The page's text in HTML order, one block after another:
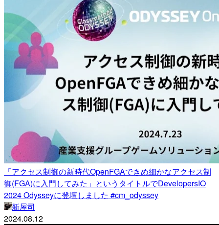
「アクセス制御の新時代OpenFGAできめ細かなアクセス制
御(FGA)に入門してみた」というタイトルでDevelopersIO
2024 Odysseyに登壇しました #cm_odyssey
新屋司
2024.08.12